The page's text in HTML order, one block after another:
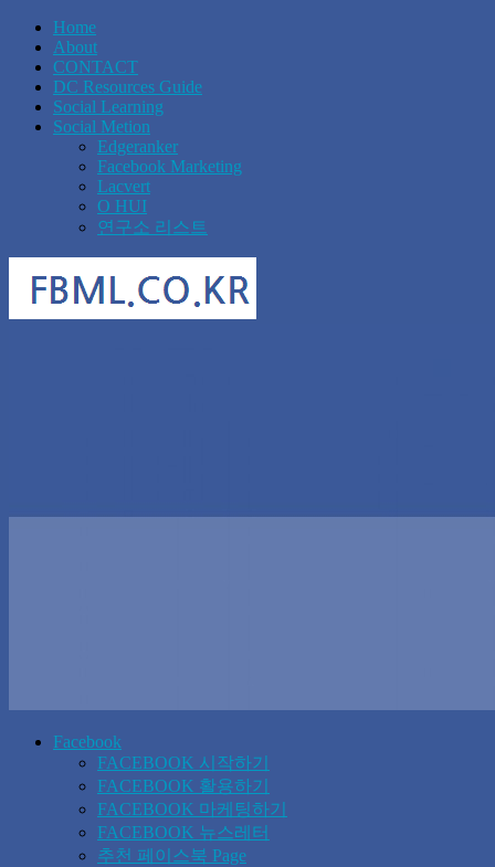
Home
About
CONTACT
DC Resources Guide
Social Learning
Social Metion
Edgeranker
Facebook Marketing
Lacvert
O HUI
연구소 리스트
Facebook
FACEBOOK 시작하기
FACEBOOK 활용하기
FACEBOOK 마케팅하기
FACEBOOK 뉴스레터
추천 페이스북 Page